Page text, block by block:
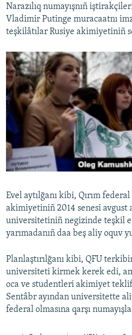
Narazılıq numayışnıñ
Vladimir Putinge muracaatnı
teşkilâtılar Rusiye akimiyetiniñ
Evel aytılğanı kibi, Qırım
akimiyetiniñ 2014 senesi avgust
universitetiniñ negizinde teşkil
yarımadanıñ daa beş aliy oquv
Planlaştırılğanı kibi, QFU
universiteti kirmek kerek edi,
oca ve studentleri akimiyet
Sentâbr ayından universitette
federal olmasına qarşı